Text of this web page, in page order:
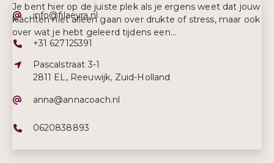
E-mailadres:
info@filaeyra.nl
Telefoonnummer:
+31 627125391
Je bent hier op de juiste plek als je ergens weet dat jouw
klachten niet alleen gaan over drukte of stress, maar ook
over wat je hebt geleerd tijdens een...
Adres:
Pascalstraat 3-1
2811 EL, Reeuwijk, Zuid-Holland
E-mailadres:
anna@annacoach.nl
Telefoonnummer:
0620838893